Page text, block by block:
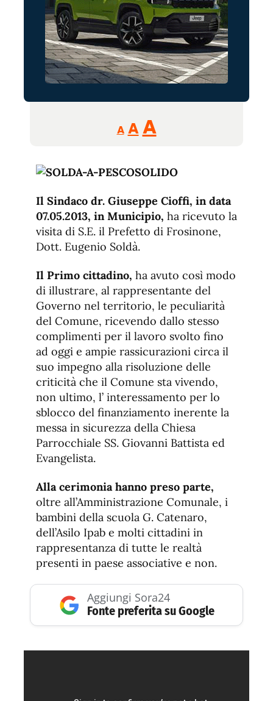
A
Reducir
tamaño
A Restablecer
de
AAumentar
de
fuente.
Il Sindaco dr. Giuseppe Cioffi, in data
07.05.2013, in Municipio, ha ricevuto la
visita di S.E. il Prefetto di Frosinone,
Dott. Eugenio Soldà.
Il Primo cittadino, ha avuto così modo
di illustrare, al rappresentante del
Governo nel territorio, le peculiarità
del Comune, ricevendo dallo stesso
complimenti per il lavoro svolto fino
ad oggi e ampie rassicurazioni circa il
suo impegno alla risoluzione delle
criticità che il Comune sta vivendo,
non ultimo, l’ interessamento per lo
sblocco del finanziamento inerente la
messa in sicurezza della Chiesa
Parrocchiale SS. Giovanni Battista ed
Evangelista.
Alla cerimonia hanno preso parte,
oltre all’Amministrazione Comunale, i
bambini della scuola G. Catenaro,
dell’Asilo Ipab e molti cittadini in
rappresentanza di tutte le realtà
presenti in paese associative e non.
Aggiungi Sora24
Fonte preferita su Google